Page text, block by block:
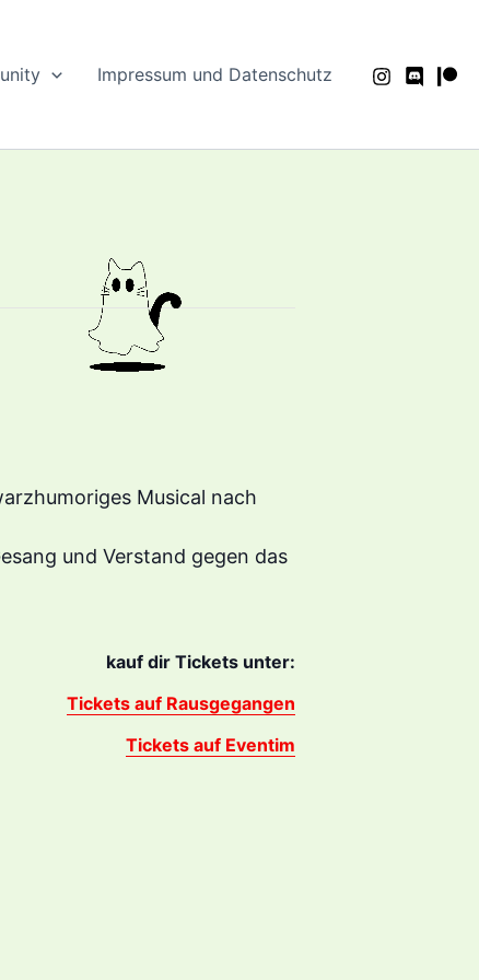
Impressum und Datenschutz
Musical nach
und Verstand gegen das
kauf dir Tickets unter:
Tickets auf Rausgegangen
Tickets auf Eventim